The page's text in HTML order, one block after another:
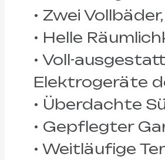
• Zwei
• Helle
• Voll-
Elektrogeräte
• Überdachte
• Gepflegter
• Weitläufige